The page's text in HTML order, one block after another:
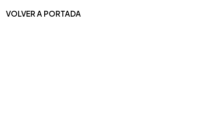
VOLVER A PORTADA